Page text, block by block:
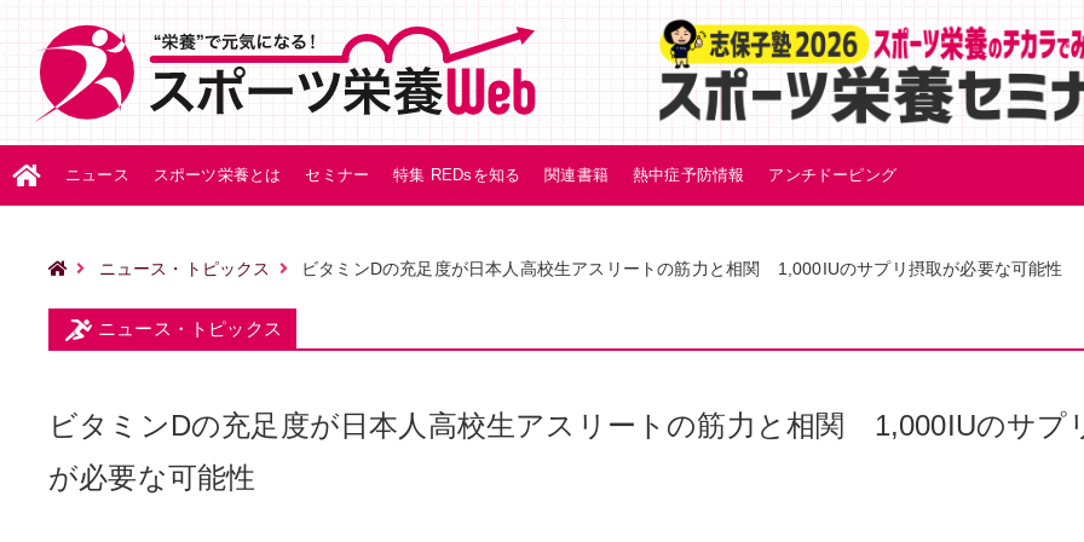
ニュース スポーツ栄養とは セミナー 特集 REDsを知る 関連書籍 熱中症予防情報 アンチドーピング
ニュース・トピックス ビタミンDの充足度が日本人高校生アスリートの筋力と相関 1,000IUのサプリ摂取が必要な可能性
ニュース・トピックス
ビタミンDの充足度が日本人高校生アスリートの筋力と相関 1,000IUのサプ
が必要な可能性